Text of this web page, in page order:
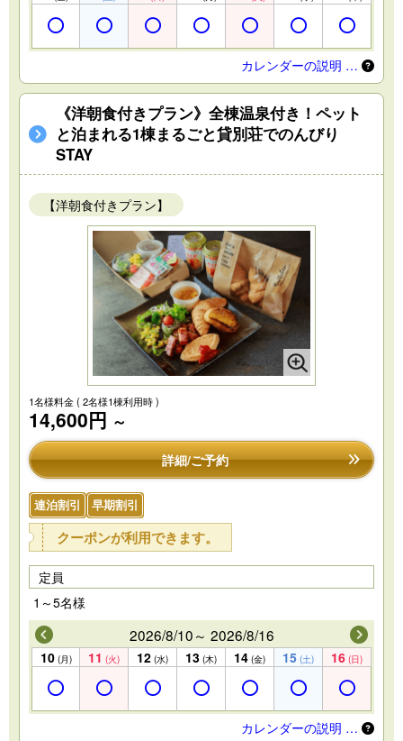
カレンダーの説明 …
《洋朝食付きプラン》全棟温泉付き！ペット
と泊まれる1棟まるごと貸別荘でのんびり
STAY
【洋朝食付きプラン】
1名様料金( 2名様1棟利用時 )
14,600円 ～
詳細/ご予約
連泊割引 早期割引
クーポンが利用できます。
定員
1～5名様
2026/8/10～ 2026/8/16
10 (月) 11 (火) 12 (水) 13 (木) 14 (金) 15 (土) 16 (日)
カレンダーの説明 …